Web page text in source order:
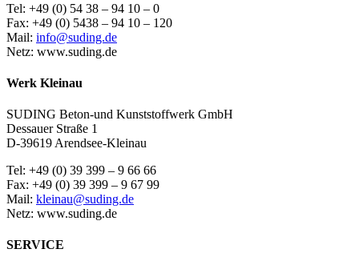
Tel: +49 (0) 54 38 – 94 10 – 0
Fax: +49 (0) 5438 – 94 10 – 120
Mail: info@suding.de
Netz: www.suding.de
Werk Kleinau
SUDING Beton-und Kunststoffwerk GmbH
Dessauer Straße 1
D-39619 Arendsee-Kleinau
Tel: +49 (0) 39 399 – 9 66 66
Fax: +49 (0) 39 399 – 9 67 99
Mail: kleinau@suding.de
Netz: www.suding.de
SERVICE